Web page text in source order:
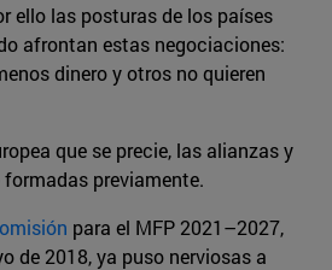
ello las posturas de los países
afrontan estas negociaciones:
dinero y otros no quieren
que se precie, las alianzas y
previamente.
para el MFP 2021–2027,
de 2018, ya puso nerviosas a